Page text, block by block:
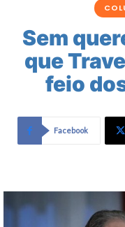
Sem
que
feio
Facebook